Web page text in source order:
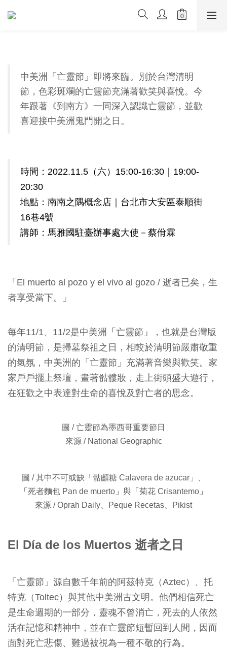
中美洲「亡靈節」即將來臨。別於台灣清明
節，色彩斑斕的亡靈節充滿著歡笑與喜悅。今
年跟著《到南方》一同深入認識亡靈節，並歡
喜迎接中美洲鬼門開之日。
時間：2022.11.5（六）15:00-16:30｜19:00-
20:30
地點：南南之隅概念店｜台北市大安區泰順街
16巷4號
講師： 馬雅國駐臺辦事處大使 － 蔡佾霖
「El muerto al pozo y el vivo al gozo / 逝者已矣，生
者享受當下。」
每年11/1、11/2是中美洲 「 亡靈節 」
，也就是台灣版
的清明節，是掃墓祭祖之日，相較於清明節嚴肅敬重
的氣氛，中美洲的「亡靈節」充滿著音樂與歡笑。家
家戶戶擺上祭壇，畫著骷髏妝，走上街頭盛大遊行，
在狂歡之中表達對生命的喜悅及對亡者的思念。
圖 / 亡靈節為墨西哥重要節日
來源 / National Geographic
圖 / 其中不可或缺「骷顱糖 Calavera de azucar」、
「 死者麵包 Pan de muerto 」 與 「 菊花 Crisantemo 」
來源 / Oprah Daily、Peque Recetas、Pikist
El Día de los Muertos 逝者之日
「亡靈節」源自數千年前的阿茲特克（Aztec）、托
特克（Toltec）與其他中美洲古文明。他們相信死亡
是生命週期的一部分，靈魂不曾消亡，死去的人依然
活在記憶和精神中，並在亡靈節短暫回到人間，因而
面對死亡悲傷、難過被視為一種不敬的行為。